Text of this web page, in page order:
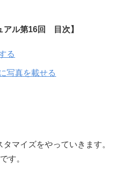
アル第16回 目次】
る
写真を載せる
マイズをやっていきます。
す。